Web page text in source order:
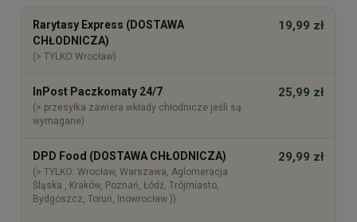
Cena nie zawiera ewentualnych kosztów płatności
Rarytasy Express (DOSTAWA
CHŁODNICZA)
(> TYLKO Wrocław)
19,99 zł
InPost Paczkomaty 24/7
(> przesyłka zawiera wkłady chłodnicze jeśli są
wymagane)
25,99 zł
DPD Food (DOSTAWA CHŁODNICZA)
(> TYLKO: Wrocław, Warszawa, Aglomeracja
Śląska , Kraków, Poznań, Łódź, Trójmiasto,
Bydgoszcz, Toruń, Inowrocław ))
29,99 zł